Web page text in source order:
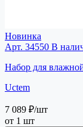
Новинка
Арт. 34550 В
Набор для
Uctem
7 089 ₽/шт
от 1 шт